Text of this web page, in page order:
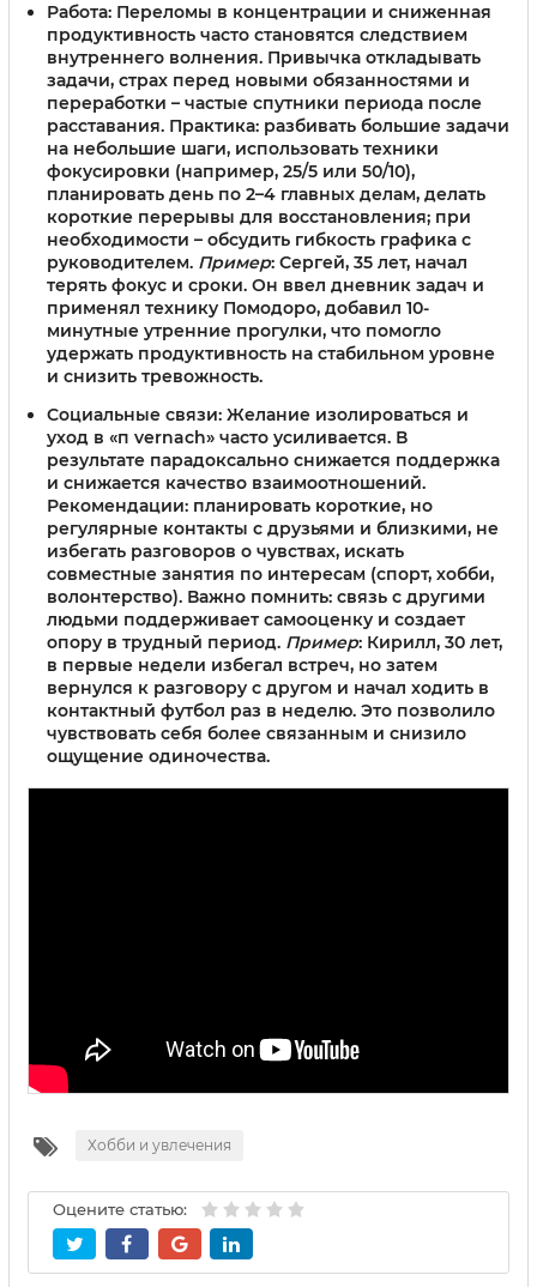
Работа: Переломы в концентрации и сниженная
продуктивность часто становятся следствием
внутреннего волнения. Привычка откладывать
задачи, страх перед новыми обязанностями и
переработки – частые спутники периода после
расставания. Практика: разбивать большие задачи
на небольшие шаги, использовать техники
фокусировки (например, 25/5 или 50/10),
планировать день по 2–4 главных делам, делать
короткие перерывы для восстановления; при
необходимости – обсудить гибкость графика с
руководителем. Пример: Сергей, 35 лет, начал
терять фокус и сроки. Он ввел дневник задач и
применял технику Помодоро, добавил 10-
минутные утренние прогулки, что помогло
удержать продуктивность на стабильном уровне
и снизить тревожность.
Социальные связи: Желание изолироваться и
уход в «п vernach» часто усиливается. В
результате парадоксально снижается поддержка
и снижается качество взаимоотношений.
Рекомендации: планировать короткие, но
регулярные контакты с друзьями и близкими, не
избегать разговоров о чувствах, искать
совместные занятия по интересам (спорт, хобби,
волонтерство). Важно помнить: связь с другими
людьми поддерживает самооценку и создает
опору в трудный период. Пример: Кирилл, 30 лет,
в первые недели избегал встреч, но затем
вернулся к разговору с другом и начал ходить в
контактный футбол раз в неделю. Это позволило
чувствовать себя более связанным и снизило
ощущение одиночества.
Хобби и увлечения
Оцените статью: